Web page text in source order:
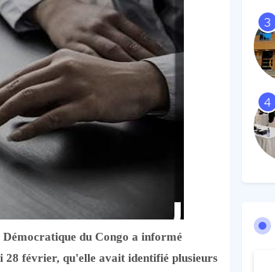
du Congo a informé
28 février, qu'elle avait identifié plusieurs